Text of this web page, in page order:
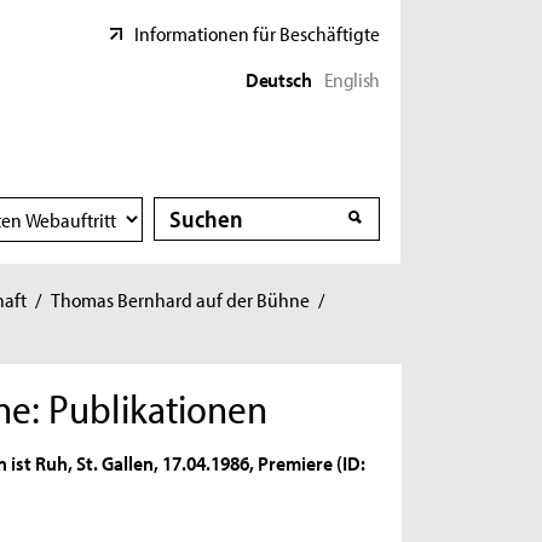
Informationen für Beschäftigte
Deutsch English
Suche
Suche
/ Thomas Bernhard auf der Bühne /
Publikationen
Ruh, St. Gallen, 17.04.1986, Premiere (ID: